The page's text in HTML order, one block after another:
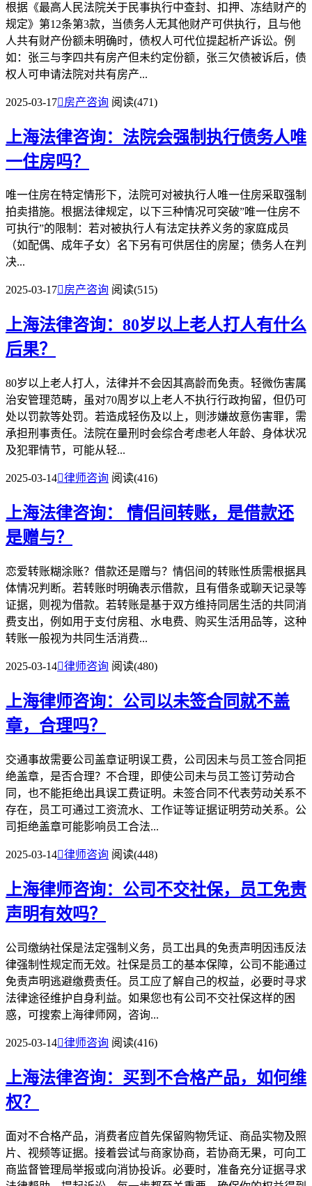
根据《最高人民法院关于民事执行中查封、扣押、冻结财产的
规定》第12条第3款，当债务人无其他财产可供执行，且与他
人共有财产份额未明确时，债权人可代位提起析产诉讼。例
如：张三与李四共有房产但未约定份额，张三欠债被诉后，债
权人可申请法院对共有房产...
2025-03-17房产咨询 阅读(471)
上海法律咨询：法院会强制执行债务人唯
一住房吗？
唯一住房在特定情形下，法院可对被执行人唯一住房采取强制
拍卖措施。根据法律规定，以下三种情况可突破”唯一住房不
可执行”的限制：若对被执行人有法定扶养义务的家庭成员
（如配偶、成年子女）名下另有可供居住的房屋；债务人在判
决...
2025-03-17房产咨询 阅读(515)
上海法律咨询：80岁以上老人打人有什么
后果？
80岁以上老人打人，法律并不会因其高龄而免责。轻微伤害属
治安管理范畴，虽对70周岁以上老人不执行行政拘留，但仍可
处以罚款等处罚。若造成轻伤及以上，则涉嫌故意伤害罪，需
承担刑事责任。法院在量刑时会综合考虑老人年龄、身体状况
及犯罪情节，可能从轻...
2025-03-14律师咨询 阅读(416)
上海法律咨询： 情侣间转账，是借款还
是赠与？
恋爱转账糊涂账？借款还是赠与？情侣间的转账性质需根据具
体情况判断。若转账时明确表示借款，且有借条或聊天记录等
证据，则视为借款。若转账是基于双方维持同居生活的共同消
费支出，例如用于支付房租、水电费、购买生活用品等，这种
转账一般视为共同生活消费...
2025-03-14律师咨询 阅读(480)
上海律师咨询：公司以未签合同就不盖
章，合理吗？
交通事故需要公司盖章证明误工费，公司因未与员工签合同拒
绝盖章，是否合理？不合理，即使公司未与员工签订劳动合
同，也不能拒绝出具误工费证明。未签合同不代表劳动关系不
存在，员工可通过工资流水、工作证等证据证明劳动关系。公
司拒绝盖章可能影响员工合法...
2025-03-14律师咨询 阅读(448)
上海律师咨询：公司不交社保，员工免责
声明有效吗？
公司缴纳社保是法定强制义务，员工出具的免责声明因违反法
律强制性规定而无效。社保是员工的基本保障，公司不能通过
免责声明逃避缴费责任。员工应了解自己的权益，必要时寻求
法律途径维护自身利益。如果您也有公司不交社保这样的困
惑，可搜索上海律师网，咨询...
2025-03-14律师咨询 阅读(416)
上海法律咨询：买到不合格产品，如何维
权？
面对不合格产品，消费者应首先保留购物凭证、商品实物及照
片、视频等证据。接着尝试与商家协商，若协商无果，可向工
商监督管理局举报或向消协投诉。必要时，准备充分证据寻求